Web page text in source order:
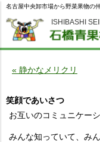
ISHIBASHI
名古屋中央卸市場から野菜果物の
« 静かなメリクリ
笑顔であいさつ
お互いのコミュニケー
みんな知っていて、み